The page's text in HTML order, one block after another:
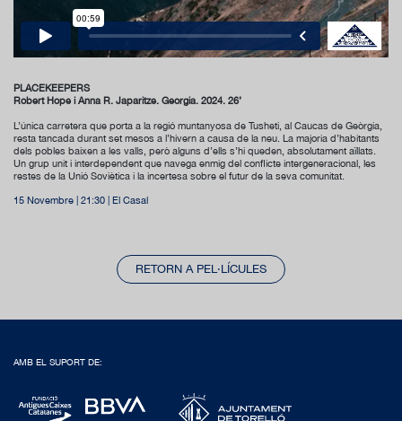
PLACEKEEPERS
Robert Hope i Anna R. Japaritze. Geòrgia. 2024. 26’
L’única carretera que porta a la regió muntanyosa de Tusheti, al Caucas de Geòrgia,
resta tancada durant set mesos a l’hivern a causa de la neu. La majoria d’habitants
dels pobles baixen a les valls, però alguns d’ells s’hi queden, absolutament aïllats.
Un grup unit i interdependent que navega enmig del conflicte intergeneracional, les
restes de la Unió Soviètica i la incertesa sobre el futur de la seva comunitat.
15 Novembre | 21:30 | El Casal
RETORN A PEL·LÍCULES
AMB EL SUPORT DE: